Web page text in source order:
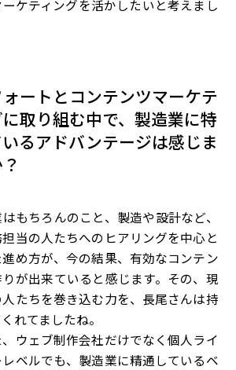
ケティングを活かしたいと考えまし
ートとコンテンツマーケテ
取り組む中で、 製造業に特
るアドバンテージは感じま
もちろんのこと、製造や設計など、
当の人たちへのヒアリングを中心と
進め方が、今の結果、有効なコンテン
が出来ていると感じます。その、現
たちを巻き込む力を、長尾さんは持
れてましたね。
、ウェブ制作会社だけでなく個人ライ
ベルでも、製造業に精通しているベ